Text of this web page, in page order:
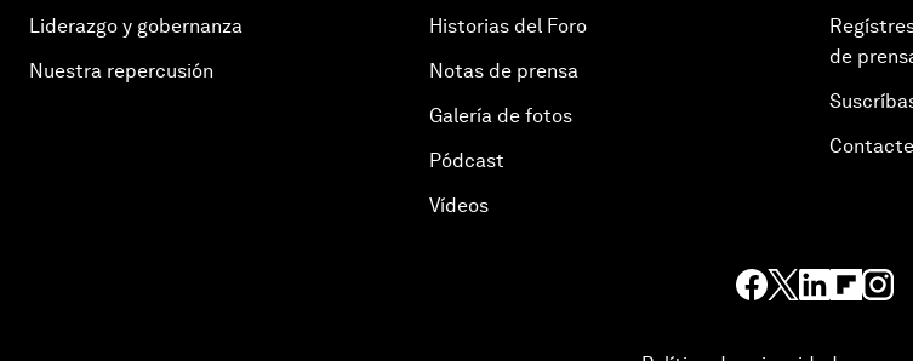
Liderazgo y gobernanza
Nuestra repercusión
Historias del Foro
Notas de prensa
Galería de fotos
Pódcast
Vídeos
de